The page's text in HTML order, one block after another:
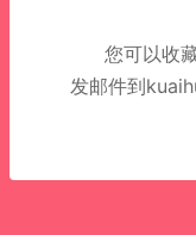
您可以收
发邮件到